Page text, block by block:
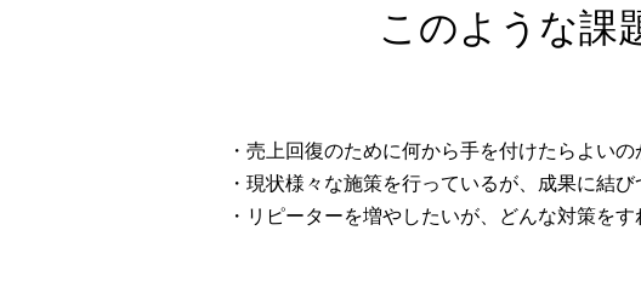
このような課
・売上回復のために何から手を付けたらよい
・現状様々な施策を行っているが、成果に結
・リピーターを増やしたいが、どんな対策を